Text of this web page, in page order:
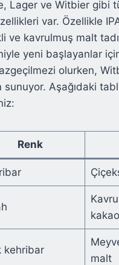
Lager ve Witbier gibi
var. Özellikle
ve kavrulmuş malt
yeni başlayanlar
olurken,
sunuyor. Aşağıdaki
Renk
kakao
kehribar
malt